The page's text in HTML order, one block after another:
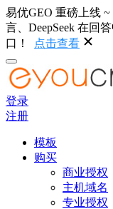
易优GEO 重磅上线
言、DeepSeek 在回
口！
点击查看
登录
注册
模板
购买
商业授权
主机域名
专业授权